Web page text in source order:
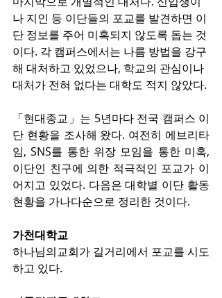
나 지인 등 이단들의 포교를 발견하면 이
단 정보를 주어 미혹되지 않도록 돕는 것
이다. 각 캠퍼스에서는 나름 방법을 강구
해 대처하고 있었으나, 학교의 관심이나
대처가 전혀 없다는 대학도 적지 않았다.
「현대종교」는 5년마다 전국 캠퍼스 이
단 현황을 조사해 왔다. 여전히 에브리타
임, SNS를 통한 위장 모임을 통한 미혹,
이단인 친구에 의한 적극적인 포교가 이
어지고 있었다. 다음은 대학별 이단 활동
현황을 가나다순으로 정리한 것이다.
가천대학교
하나님의교회가 길거리에서 포교를 시도
하고 있다.